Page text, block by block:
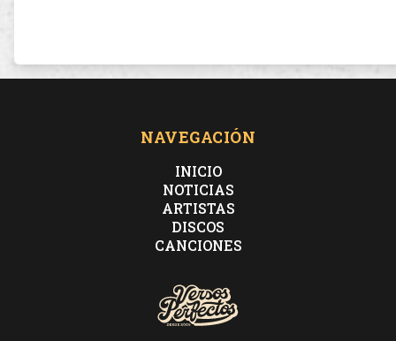
NAVEGACIÓN
INICIO
NOTICIAS
ARTISTAS
DISCOS
CANCIONES